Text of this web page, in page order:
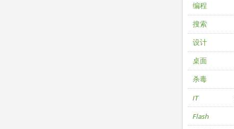
编程
搜索
设计
桌面
杀毒
IT
Flash